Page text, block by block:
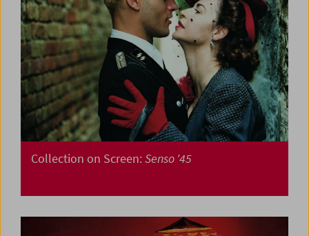
Collection on Screen:Senso '45